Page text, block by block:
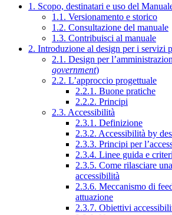
1. Scopo, destinatari e uso del
1.1. Versionamento e storico
1.2. Consultazione del manuale
1.3. Contribuisci al manuale
2. Introduzione al design per i servizi
2.1. Design per
government)
2.2. L’approccio progettuale
2.2.1. Buone pratiche
2.2.2. Principi
2.3. Accessibilità
2.3.1. Definizione
2.3.2. Accessibilità by
2.3.3. Principi per
2.3.4. Linee guida e
2.3.5. Come rilasciare
accessibilità
2.3.6. Meccanismo di
attuazione
2.3.7. Obiettivi